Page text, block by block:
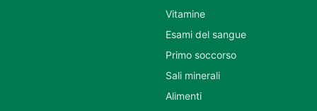
Vitamine
Esami del sangue
Primo soccorso
Sali minerali
Alimenti